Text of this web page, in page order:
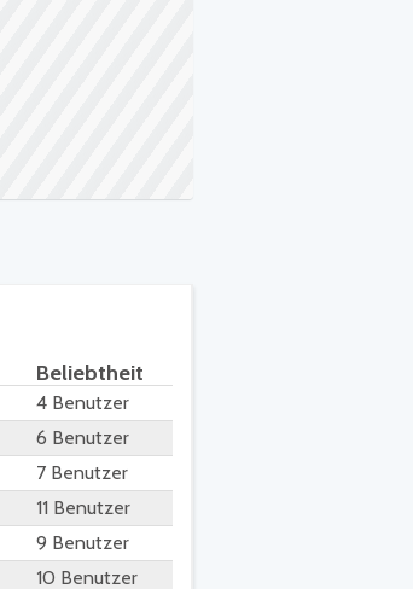
Beliebtheit
4 Benutzer
6 Benutzer
7 Benutzer
11 Benutzer
9 Benutzer
10 Benutzer